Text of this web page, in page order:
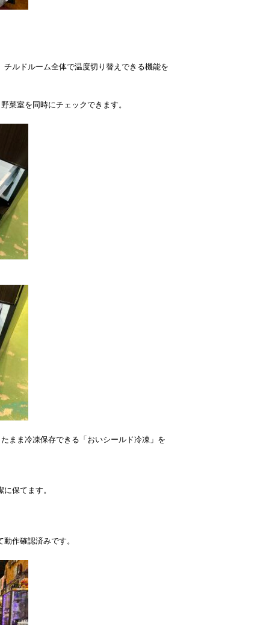
ルドルーム全体で温度切り替えできる機能を
菜室を同時にチェックできます。
まま冷凍保存できる「おいシールド冷凍」を
保てます。
作確認済みです。